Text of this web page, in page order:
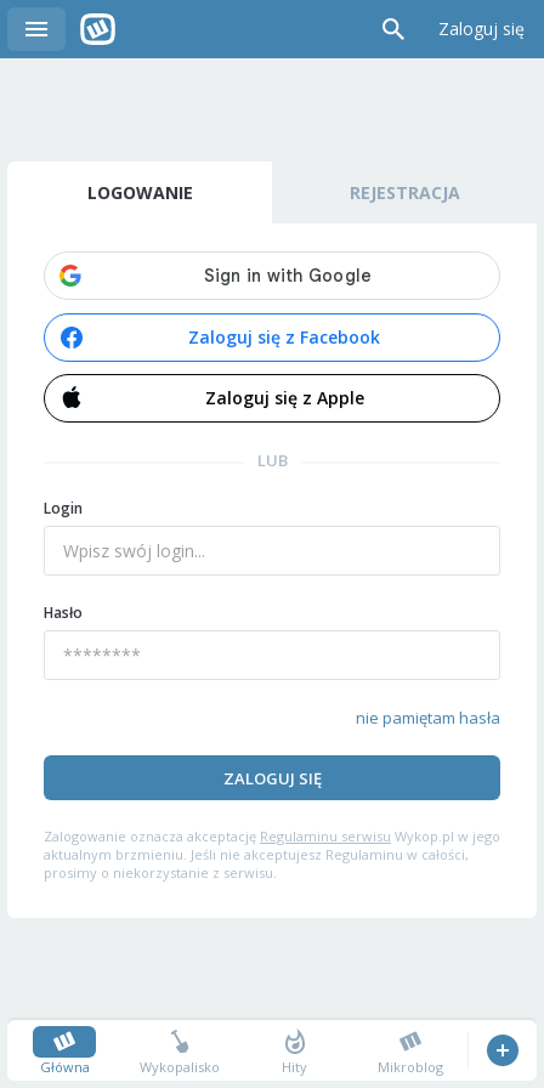
Zaloguj się
LOGOWANIE REJESTRACJA
Zaloguj się z Facebook
Zaloguj się z Apple
LUB
Login
Hasło
nie pamiętam hasła
ZALOGUJ SIĘ
Zalogowanie oznacza akceptację Regulaminu serwisu Wykop.pl w jego
aktualnym brzmieniu. Jeśli nie akceptujesz Regulaminu w całości,
prosimy o niekorzystanie z serwisu.
Główna Wykopalisko Hity Mikroblog